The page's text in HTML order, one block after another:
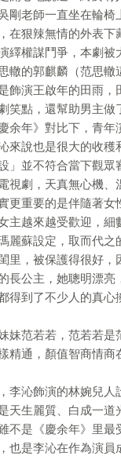
剛老師一直坐在輪
在狠辣無情的外表下
繹權謀鬥爭，本劇
轍的郭麒麟（范思轍
飾演王啟年的田雨
笑點，還幫助男主做
余年》對比下，青
來說也是很大的收穫
」並不符合當下觀眾
視劇，天真無心機
更重要的是伴隨著
主越來越受歡迎，
麗蘇設定，取而代之
里，被保護得很好，
長公主，她聰明漂
得到了不少人的真
妹范若若，范若若
精通，顏值智商情
李沁飾演的林婉兒
天生麗質、白成一道
不是《慶余年》里最
也是李沁在作為演員